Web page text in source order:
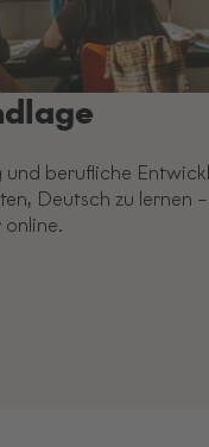
berufliche
Deutsch zu lernen